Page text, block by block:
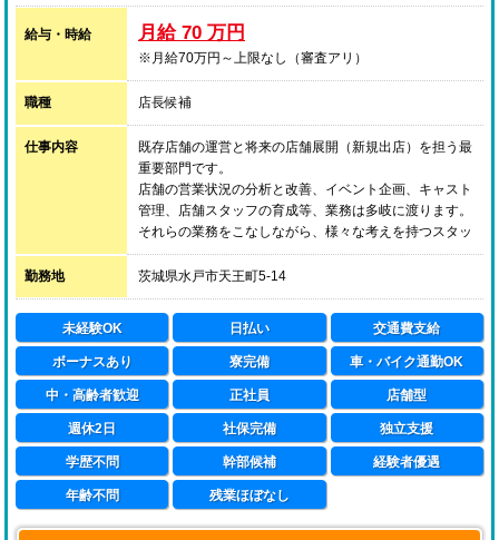
給与・時給 月給 70 万円
※月給70万円～上限なし（審査アリ）
職種 店長候補
仕事内容
既存店舗の運営と将来の店舗展開（新規出店）を担う最
重要部門です。
店舗の営業状況の分析と改善、イベント企画、キャスト
管理、店舗スタッフの育成等、業務は多岐に渡ります。
それらの業務をこなしながら、様々な考えを持つスタッ
フをひとつにまとめ、目標を達成するために徹底的に努
力していただきたいと考えております。
※近い将来【ハピネスグループ】の中心となっていただ
く重要な人材としてお迎えする為、通常の面接の他に、
経営陣による二次面接を行わせていただきます。
勤務地 茨城県水戸市天王町5-14
未経験OK 日払い 交通費支給
ボーナスあり 寮完備 車・バイク通勤OK
中・高齢者歓迎 正社員 店舗型
週休2日 社保完備 独立支援
学歴不問 幹部候補 経験者優遇
年齢不問 残業ほぼなし